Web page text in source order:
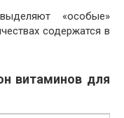
«особые»
содержатся в
витаминов для